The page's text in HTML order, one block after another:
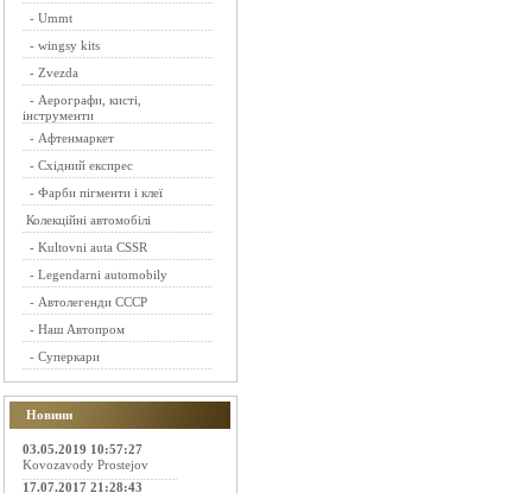
- Ummt
- wingsy kits
- Zvezda
- Аерографи, кисті,
інструменти
- Афтенмаркет
- Східний експрес
- Фарби пігменти і клеї
Колекційні автомобілі
- Kultovni auta CSSR
- Legendarni automobily
- Автолегенди СССР
- Наш Автопром
- Суперкари
Новини
03.05.2019 10:57:27
Kovozavody Prostejov
17.07.2017 21:28:43